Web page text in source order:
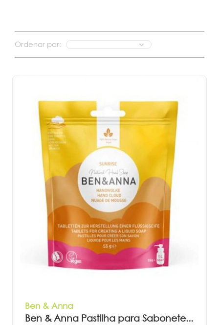
Ordenar por:
Ben & Anna
Ben & Anna Pastilha para Sabonete...